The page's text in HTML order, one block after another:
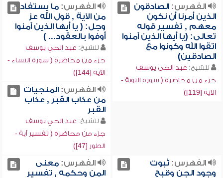
الفهرس:الصادقون
الذين أمرنا أن نكون
معهم , تفسير قوله
تعالى: (يا أيها الذين آمنوا
اتقوا الله وكونوا مع
الصادقين)
للشيخ: عبد الحي يوسف
جزء من محاضرة ( سورة التوبة -
الآية [119])
الفهرس:ما يستفاد
من الآية , قول الله عز
وجل: ( يا أيها الذين آمنوا
أوفوا بالعقود... )
للشيخ: عبد الحي يوسف
جزء من محاضرة ( سورة النساء -
الآية [144])
الفهرس:المنجيات
من عذاب القبر , عذاب
القبر
للشيخ: عبد الحي يوسف
جزء من محاضرة ( تفسير آية -
الطور [47])
الفهرس:ثبوت
وجود الجن وقبح
الفهرس:معنى
المن وحكمه , تفسير